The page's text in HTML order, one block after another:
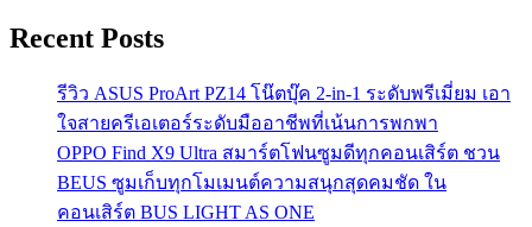
Recent Posts
รีวิว ASUS ProArt PZ14 โน๊ตบุ๊ค 2-in-1 ระดับพรีเมี่ยม เอา
ใจสายครีเอเตอร์ระดับมืออาชีพที่เน้นการพกพา
OPPO Find X9 Ultra สมาร์ตโฟนซูมดีทุกคอนเสิร์ต ชวน
BEUS ซูมเก็บทุกโมเมนต์ความสนุกสุดคมชัด ใน
คอนเสิร์ต BUS LIGHT AS ONE